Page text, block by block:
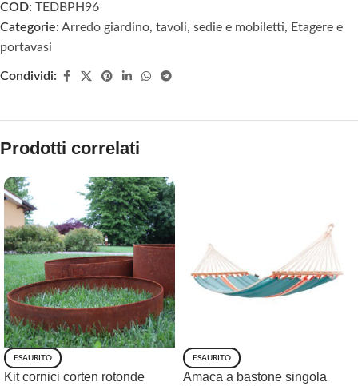
COD: TEDBPH96
Categorie: Arredo giardino, tavoli, sedie e mobiletti, Etagere e
portavasi
Condividi:
Prodotti correlati
ESAURITO
Kit cornici corten rotonde
ESAURITO
Amaca a bastone singola